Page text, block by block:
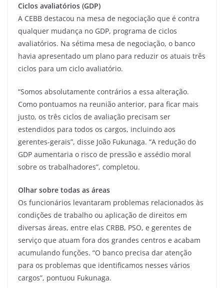
Ciclos avaliatórios (GDP)
A CEBB destacou na mesa de negociação que é contra
qualquer mudança no GDP, programa de ciclos
avaliatórios. Na sétima mesa de negociação, o banco
havia apresentado um plano para reduzir os atuais três
ciclos para um ciclo avaliatório.
“Somos absolutamente contrários a essa alteração.
Como pontuamos na reunião anterior, para ficar mais
justo, os três ciclos de avaliação precisam ser
estendidos para todos os cargos, incluindo aos
gerentes-gerais”, disse João Fukunaga. “A redução do
GDP aumentaria o risco de pressão e assédio moral
sobre os trabalhadores”, completou.
Olhar sobre todas as áreas
Os funcionários levantaram problemas relacionados às
condições de trabalho ou aplicação de direitos em
diversas áreas, entre elas CRBB, PSO, e gerentes de
serviço que atuam fora dos grandes centros e acabam
acumulando funções. “O banco precisa dar atenção
para os problemas que identificamos nesses vários
cargos”, pontuou Fukunaga.